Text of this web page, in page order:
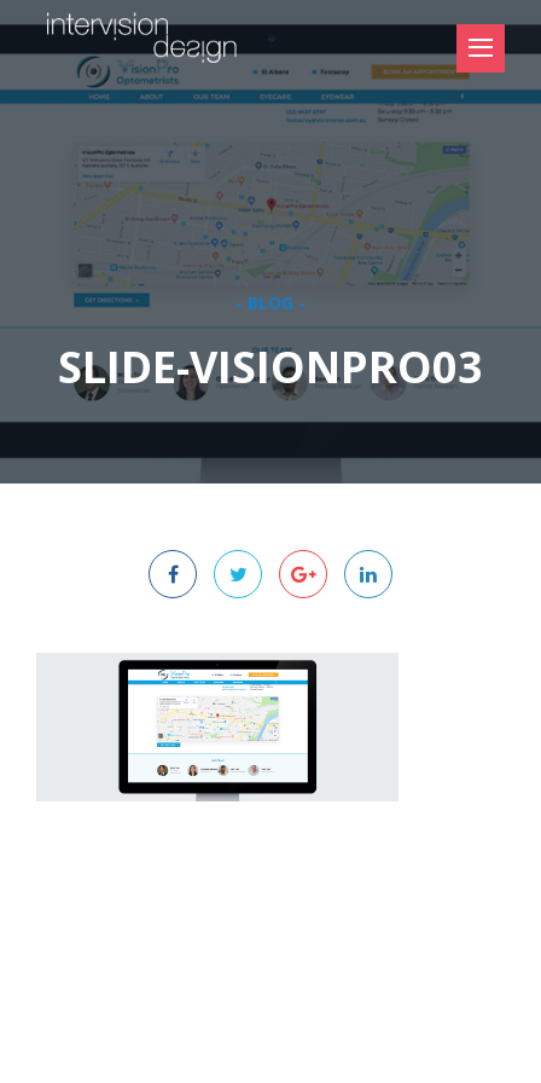
- BLOG -
SLIDE-VISIONPRO03